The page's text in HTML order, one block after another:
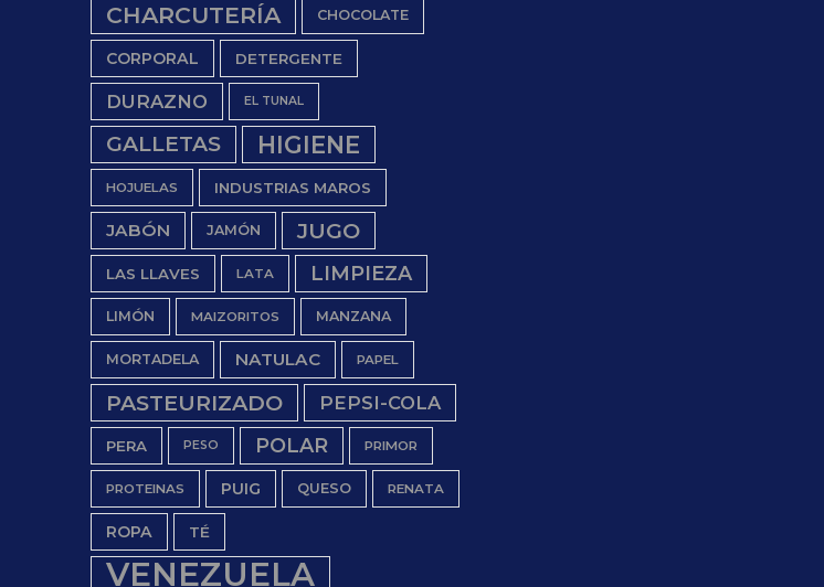
CHARCUTERÍA CHOCOLATE
CORPORAL DETERGENTE
DURAZNO EL TUNAL
GALLETAS HIGIENE
HOJUELAS INDUSTRIAS MAROS
JABÓN JAMÓN JUGO
LAS LLAVES LATA LIMPIEZA
LIMÓN MAIZORITOS MANZANA
MORTADELA NATULAC PAPEL
PASTEURIZADO PEPSI-COLA
PERA PESO POLAR PRIMOR
PROTEINAS PUIG QUESO RENATA
ROPA TÉ
VENEZUELA